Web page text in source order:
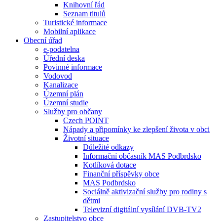
Knihovní řád
Seznam titulů
Turistické informace
Mobilní aplikace
Obecní úřad
e-podatelna
Úřední deska
Povinné informace
Vodovod
Kanalizace
Územní plán
Územní studie
Služby pro občany
Czech POINT
Nápady a připomínky ke zlepšení života v obci
Životní situace
Důležité odkazy
Informační občasník MAS Podbrdsko
Kotlíková dotace
Finanční příspěvky obce
MAS Podbrdsko
Sociálně aktivizační služby pro rodiny s
dětmi
Televizní digitální vysílání DVB-TV2
Zastupitelstvo obce